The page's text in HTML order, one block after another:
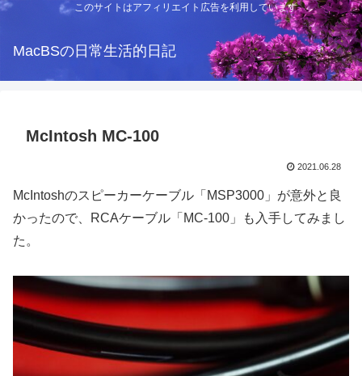
このサイトはアフィリエイト広告を利用しています
MacBSの日常生活的日記
McIntosh MC-100
2021.06.28
McIntoshのスピーカーケーブル「MSP3000」が意外と良
かったので、RCAケーブル「MC-100」も入手してみまし
た。